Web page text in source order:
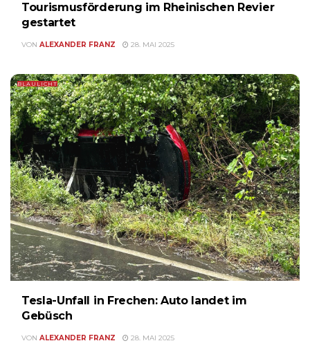
Tourismusförderung im Rheinischen Revier
gestartet
VON ALEXANDER FRANZ 28. MAI 2025
BLAULICHT
Tesla-Unfall in Frechen: Auto landet im
Gebüsch
VON ALEXANDER FRANZ 28. MAI 2025